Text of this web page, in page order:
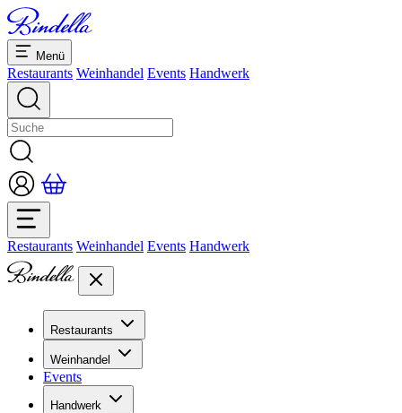
Menü
Restaurants Weinhandel Events Handwerk
Restaurants Weinhandel Events Handwerk
Restaurants
Übersicht Restaurants
Bankette & Events
Dolcezze
Weinhandel
Übersicht
Sortiment
Events
Handwerk